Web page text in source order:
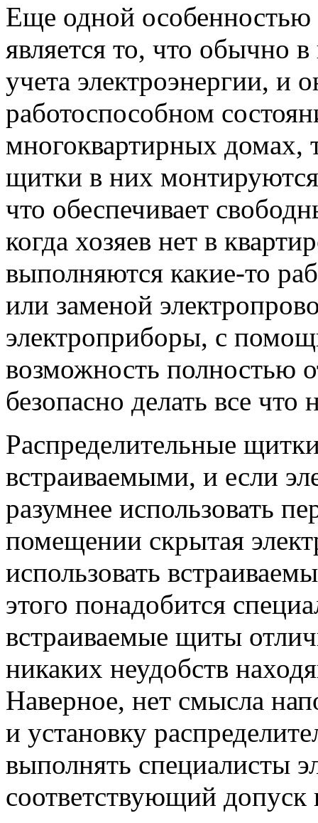
Еще одной особенностью
является то, что обычно
учета электроэнергии, и
работоспособном
многоквартирных домах,
щитки в них
что обеспечивает
когда хозяев нет в
выполняются какие-то
или заменой
электроприборы, с
возможность полностью
безопасно делать все что
Распределительные
встраиваемыми, и если
разумнее использовать
помещении скрытая
использовать
этого понадобится
встраиваемые щиты
никаких неудобств
Наверное, нет смысла
и установку
выполнять специалисты
соответствующий допуск